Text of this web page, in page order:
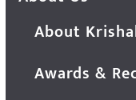
About
Awards &